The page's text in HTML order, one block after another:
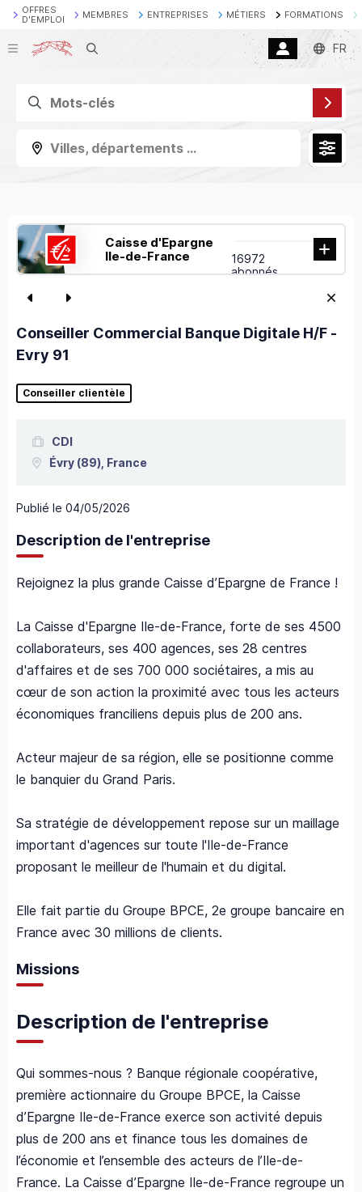
OFFRES
D'EMPLOI
MEMBRES ENTREPRISES MÉTIERS FORMATIONS
Recherche FR
Villes, départements ...
Caisse d'Epargne
Ile-de-France
16972
abonnés
Conseiller Commercial Banque Digitale H/F -
Evry 91
Conseiller clientèle
CDI
Évry (89), France
Publié le 04/05/2026
Description de l'entreprise
Rejoignez la plus grande Caisse d’Epargne de France !
La Caisse d'Epargne Ile-de-France, forte de ses 4500
collaborateurs, ses 400 agences, ses 28 centres
d'affaires et de ses 700 000 sociétaires, a mis au
cœur de son action la proximité avec tous les acteurs
économiques franciliens depuis plus de 200 ans.
Acteur majeur de sa région, elle se positionne comme
le banquier du Grand Paris.
Sa stratégie de développement repose sur un maillage
important d'agences sur toute l'Ile-de-France
proposant le meilleur de l'humain et du digital.
Elle fait partie du Groupe BPCE, 2e groupe bancaire en
France avec 30 millions de clients.
Missions
Description de l'entreprise
Qui sommes-nous ? Banque régionale coopérative,
première actionnaire du Groupe BPCE, la Caisse
d’Epargne Ile-de-France exerce son activité depuis
plus de 200 ans et finance tous les domaines de
l’économie et l’ensemble des acteurs de l’Ile-de-
France. La Caisse d’Epargne Ile-de-France regroupe un